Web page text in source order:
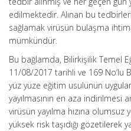
edilmektedir. Alınan bu
sağlamak virüsün bulaşma
mümkündür.
Bu bağlamda, Bilirkişilik Temel
11/08/2017 tarihli ve 169 No’lu
yüz yüze eğitim usulünün
yayılmasının en aza indirilmesi
virüsün yayılma hızına
yüksek risk taşıdığı gözetilerek